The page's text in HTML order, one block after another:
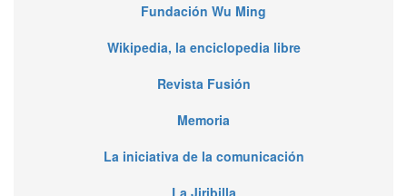
Fundación Wu Ming
Wikipedia, la enciclopedia libre
Revista Fusión
Memoria
La iniciativa de la comunicación
La Jiribilla